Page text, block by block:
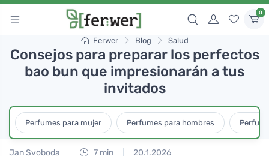
0
Ferwer Blog Salud
Consejos para preparar los perfectos
bao bun que impresionarán a tus
invitados
Perfumes para mujer Perfumes para hombres
Jan Svoboda 7 min 20.1.2026